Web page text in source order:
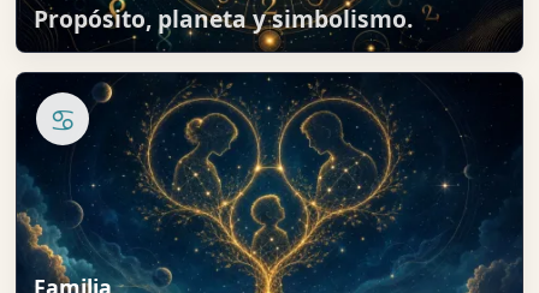
Propósito, planeta y simbolismo.
♋